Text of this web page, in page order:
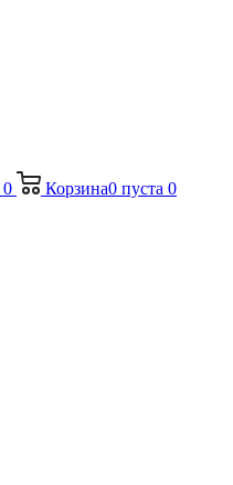
0 Корзина0 пуста 0